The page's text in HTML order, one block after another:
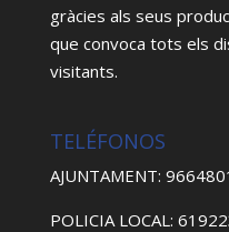
gràcies als seus
que convoca tots els
visitants.
TELÉFONOS
AJUNTAMENT:
POLICIA LOCAL: